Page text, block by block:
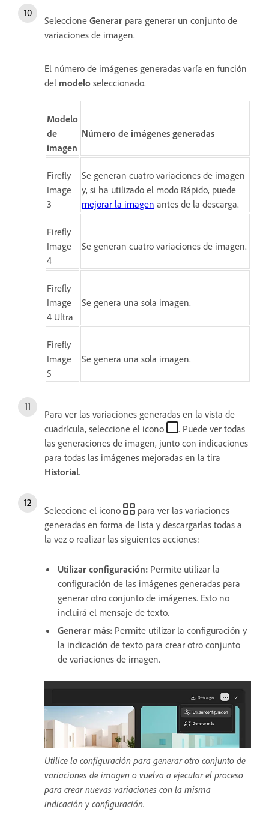
Seleccione Generar para generar un conjunto de
variaciones de imagen.
El número de imágenes generadas varía en función
del modelo seleccionado.
Modelo
de
imagen
Número de imágenes generadas
Firefly
Image
3
Se generan cuatro variaciones de imagen
y, si ha utilizado el modo Rápido, puede
mejorar la imagen antes de la descarga.
Firefly
Image
4
Se generan cuatro variaciones de imagen.
Firefly
Image
4 Ultra
Se genera una sola imagen.
Firefly
Image
5
Se genera una sola imagen.
Para ver las variaciones generadas en la vista de
cuadrícula, seleccione el icono
. Puede ver todas
las generaciones de imagen, junto con indicaciones
para todas las imágenes mejoradas en la tira
Historial.
Seleccione el icono
para ver las variaciones
generadas en forma de lista y descargarlas todas a
la vez o realizar las siguientes acciones:
Utilizar configuración: Permite utilizar la
configuración de las imágenes generadas para
generar otro conjunto de imágenes. Esto no
incluirá el mensaje de texto.
Generar más: Permite utilizar la configuración y
la indicación de texto para crear otro conjunto
de variaciones de imagen.
Utilice la configuración para generar otro conjunto de
variaciones de imagen o vuelva a ejecutar el proceso
para crear nuevas variaciones con la misma
indicación y configuración.